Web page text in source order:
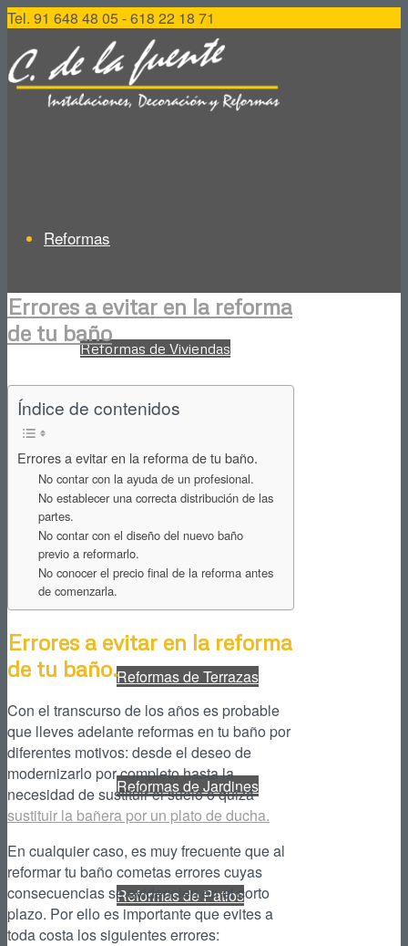
Tel. 91 648 48 05 - 618 22 18 71
Reformas
Reformas de Viviendas
Reformas de Cocinas
Reformas de Baños
Reformas de Terrazas
Reformas de Jardines
Reformas de Patios
Errores a evitar en la reforma
de tu baño
Índice de contenidos
Errores a evitar en la reforma de tu baño.
No contar con la ayuda de un profesional.
No establecer una correcta distribución de las
partes.
No contar con el diseño del nuevo baño
previo a reformarlo.
No conocer el precio final de la reforma antes
de comenzarla.
Errores a evitar en la reforma
de tu baño.
Con el transcurso de los años es probable
que lleves adelante reformas en tu baño por
diferentes motivos: desde el deseo de
modernizarlo por completo hasta la
necesidad de sustituir el suelo o quizá
sustituir la bañera por un plato de ducha.
En cualquier caso, es muy frecuente que al
reformar tu baño cometas errores cuyas
consecuencias se evidencien en el corto
plazo. Por ello es importante que evites a
toda costa los siguientes errores: